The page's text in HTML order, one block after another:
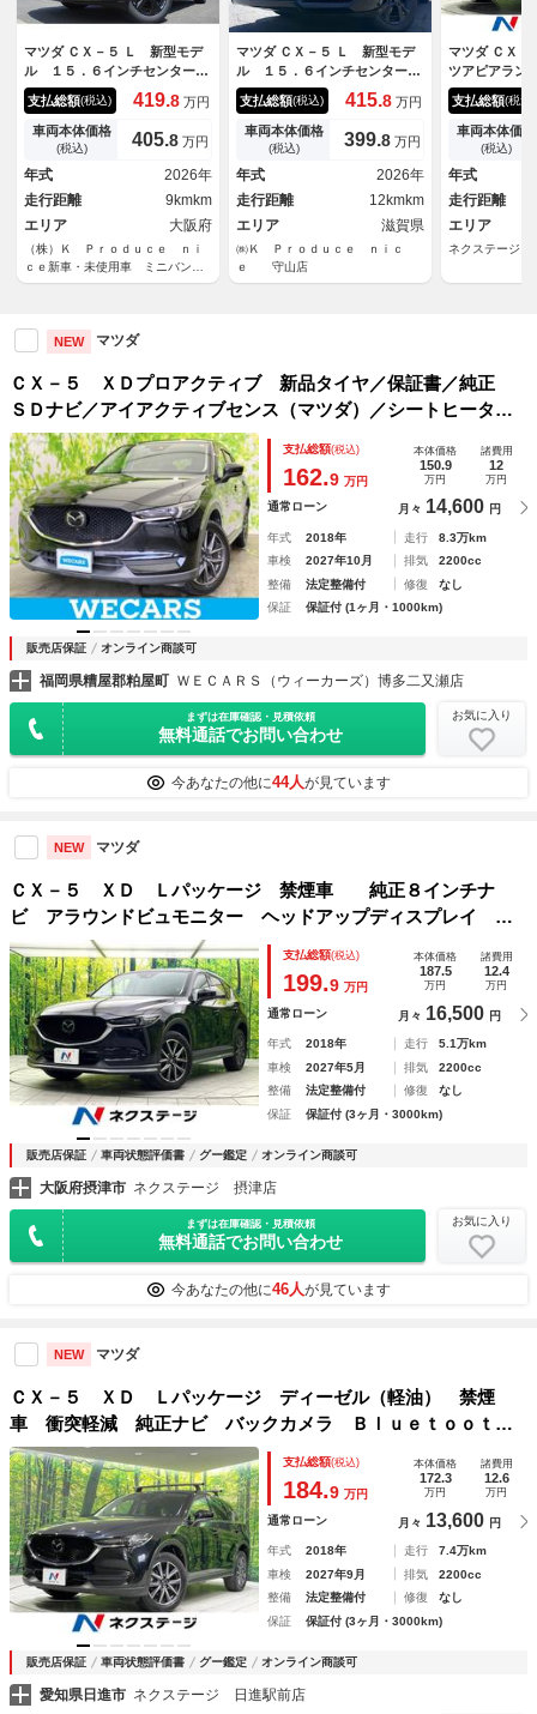
マツダ ＣＸ－５ Ｌ 新型モデ
ル １５．６インチセンターデ
イスプレイ シートヒータ ス
テアリングヒータ Ｂｏｓｅサ
ウンドシステム１２スピーカ
ワイヤレス充電器 ハンズフリ
ー機能付きパワーバックドア
パノラミックビューモニタ
支払総額(税込) 419.8 万円
車両本体価格
(税込) 405.8 万円
年式
2026年
走行距離
9kmkm
エリア
大阪府
（株）Ｋ Ｐｒｏｄｕｃｅ ｎｉ
ｃｅ新車・未使用車 ミニバン専
門店 アルファード・ヴェルファ
マツダ ＣＸ－５ Ｌ 新型モデ
ル １５．６インチセンターデ
イスプレイ シートヒータ ス
テアリングヒータ Ｂｏｓｅサ
ウンドシステム＋１２スピー
カ ワイヤレス充電器 ハンズ
フリー機能付きパワーバックド
ア パノラミックビュー
支払総額(税込) 415.8 万円
車両本体価格
(税込) 399.8 万円
年式
2026年
走行距離
12kmkm
エリア
滋賀県
㈱Ｋ Ｐｒｏｄｕｃｅ ｎｉｃ
ｅ 守山店
マツダ ＣＸ
ツアピアラ
車 純正１０
ター 全周囲
ト シートヒ
モリー レー
発進抑制機
オートライ
電 Ｂｌｕｅ
支払総額(税込)
車両本体価格
(税込)
年式
走行距離
エリア
ネクステージ
NEW マツダ
ＣＸ－５ ＸＤプロアクティブ 新品タイヤ／保証書／純正
ＳＤナビ／アイアクティブセンス（マツダ）／シートヒータ
ー 前席／３６０°ビューモニター／車線逸脱防止支援システム
／ヘッドランプ ＬＥＤ／Ｂｌｕｅｔｏｏｔｈ接続／ＥＴＣ
支払総額(税込)
162.9 万円
本体価格
150.9
万円
諸費用
12
万円
通常ローン 月々 14,600 円
年式 2018年 走行
8.3万km
車検
2027年10月 排気
2200cc
整備
法定整備付 修復
なし
保証
保証付 (1ヶ月・1000km)
販売店保証 オンライン商談可
福岡県糟屋郡粕屋町 ＷＥＣＡＲＳ（ウィーカーズ）博多二又瀬店
まずは在庫確認・見積依頼
無料通話でお問い合わせ
お気に入り
今あなたの他に44人が見ています
NEW マツダ
ＣＸ－５ ＸＤ Ｌパッケージ 禁煙車 純正８インチナ
ビ アラウンドビュモニター ヘッドアップディスプレイ メ
モリーシート シートヒーター パワーリアゲート パワーシ
ート パドルシフト レーダークルーズコントロール
支払総額(税込)
199.9 万円
本体価格
187.5
万円
諸費用
12.4
万円
通常ローン 月々 16,500 円
年式 2018年 走行
5.1万km
車検
2027年5月 排気
2200cc
整備
法定整備付 修復
なし
保証
保証付 (3ヶ月・3000km)
販売店保証 車両状態評価書 グー鑑定 オンライン商談可
大阪府摂津市 ネクステージ 摂津店
まずは在庫確認・見積依頼
無料通話でお問い合わせ
お気に入り
今あなたの他に46人が見ています
NEW マツダ
ＣＸ－５ ＸＤ Ｌパッケージ ディーゼル（軽油） 禁煙
車 衝突軽減 純正ナビ バックカメラ Ｂｌｕｅｔｏｏｔ
ｈ ＥＴＣ フルセグ ドライブレコーダー レーダークルー
ズコントロール クリアランスソナー 前席パワーシート
支払総額(税込)
184.9 万円
本体価格
172.3
万円
諸費用
12.6
万円
通常ローン 月々 13,600 円
年式 2018年 走行
7.4万km
車検
2027年9月 排気
2200cc
整備
法定整備付 修復
なし
保証
保証付 (3ヶ月・3000km)
販売店保証 車両状態評価書 グー鑑定 オンライン商談可
愛知県日進市 ネクステージ 日進駅前店